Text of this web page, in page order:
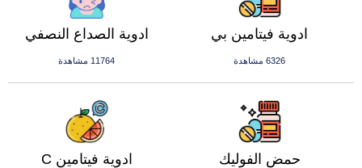
ادوية الصداع النصفي
11764 مشاهدة
ادوية فيتامين بي
6326 مشاهدة
ادوية فيتامين C حمض الفوليك